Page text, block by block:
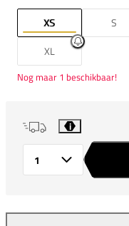
XS S
XL
Nog maar 1 beschikbaar!
i